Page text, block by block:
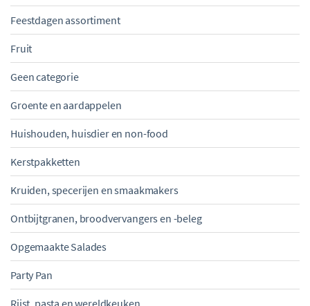
Feestdagen assortiment
Fruit
Geen categorie
Groente en aardappelen
Huishouden, huisdier en non-food
Kerstpakketten
Kruiden, specerijen en smaakmakers
Ontbijtgranen, broodvervangers en -beleg
Opgemaakte Salades
Party Pan